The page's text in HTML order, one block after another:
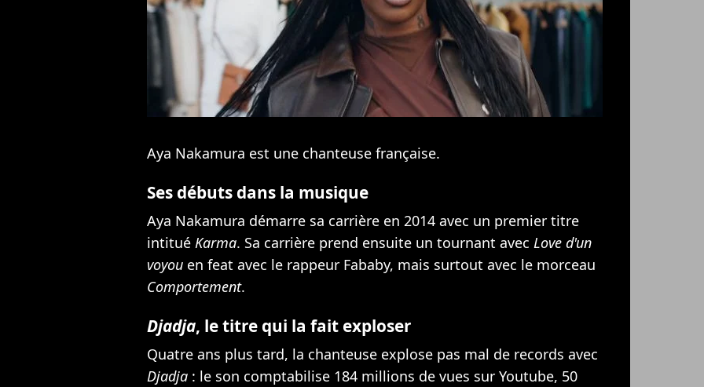
Aya Nakamura est une chanteuse française.
Ses débuts dans la musique
Aya Nakamura démarre sa carrière en 2014 avec un premier titre
intitué Karma. Sa carrière prend ensuite un tournant avec Love d'un
voyou en feat avec le rappeur Fababy, mais surtout avec le morceau
Comportement.
Djadja, le titre qui la fait exploser
Quatre ans plus tard, la chanteuse explose pas mal de records avec
Djadja : le son comptabilise 184 millions de vues sur Youtube, 50